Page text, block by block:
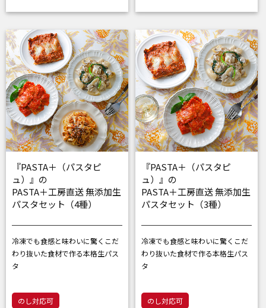
『PASTA＋（パスタピ
ュ）』の
PASTA＋工房直送 無添加生
パスタセット（4種）
冷凍でも食感と味わいに驚く こだ
わり抜いた食材で作る本格生パス
タ
のし対応可
『PASTA＋（パスタピ
ュ）』の
PASTA＋工房直送 無添加生
パスタセット（3種）
冷凍でも食感と味わいに驚く こだ
わり抜いた食材で作る本格生パス
タ
のし対応可